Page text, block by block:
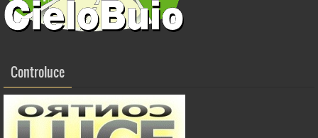
Controluce